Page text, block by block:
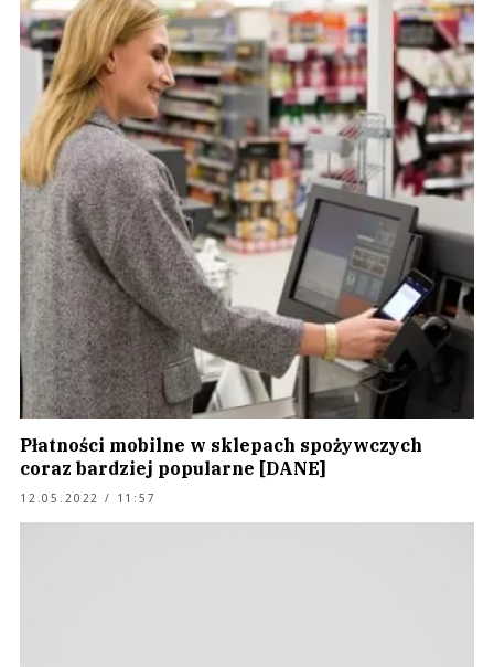
Płatności mobilne w sklepach spożywczych
coraz bardziej popularne [DANE]
12.05.2022 / 11:57